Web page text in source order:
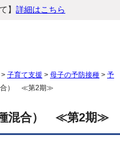
】 詳細はこちら
> 子育て支援 > 母子の予防接種 > 予
合） ≪第2期≫
種混合） ≪第2期≫